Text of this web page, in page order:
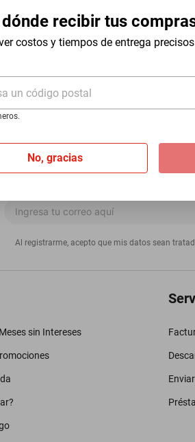
dónde recibir tus
costos y tiempos de entrega
un código postal
No, gracias
Al registrarme, acepto que mis datos sean
sin Intereses